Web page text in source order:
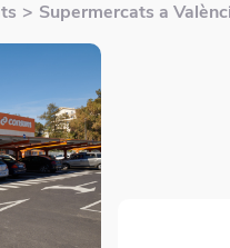
> Supermercats a